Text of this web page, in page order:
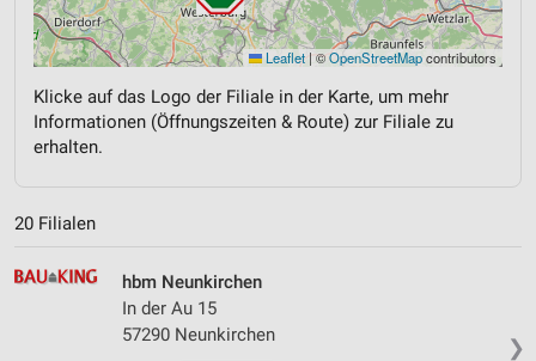
Leaflet | ©OpenStreetMapcontributors
Klicke auf das Logo der Filiale in der Karte, um mehr
Informationen (Öffnungszeiten & Route) zur Filiale zu
erhalten.
20 Filialen
❯
hbm Neunkirchen
In der Au 15
57290 Neunkirchen